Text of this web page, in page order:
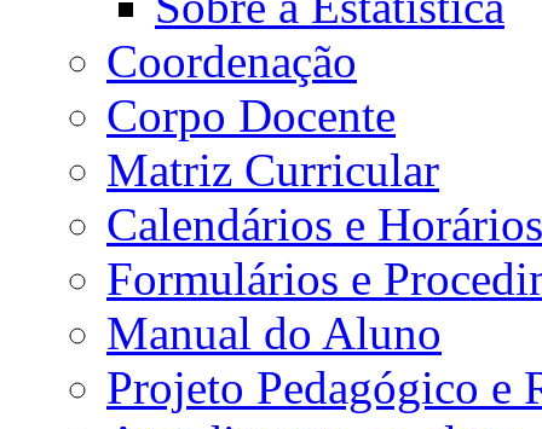
Coordenação
Corpo Docente
Matriz Curricular
Calendários e Horários
Formulários e
Manual do Aluno
Projeto Pedagógico e